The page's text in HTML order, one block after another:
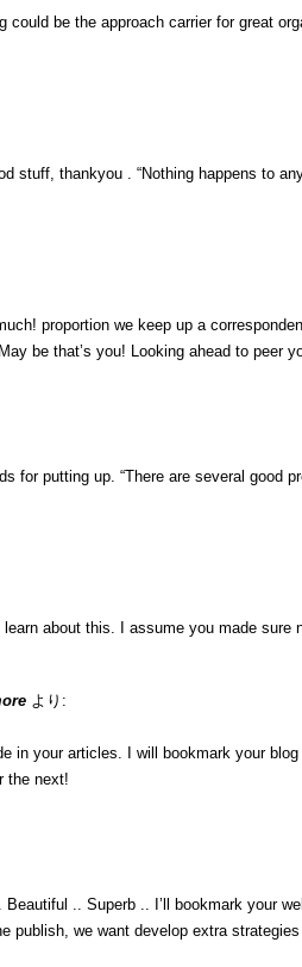
could be the approach carrier for great
stuff, thankyou . “Nothing happens to
proportion we keep up a
be that’s you! Looking ahead to peer
for putting up. “There are several good
about this. I assume you made sure
より:
in your articles. I will bookmark your
the next!
.. Superb .. I’ll bookmark your
publish, we want develop extra